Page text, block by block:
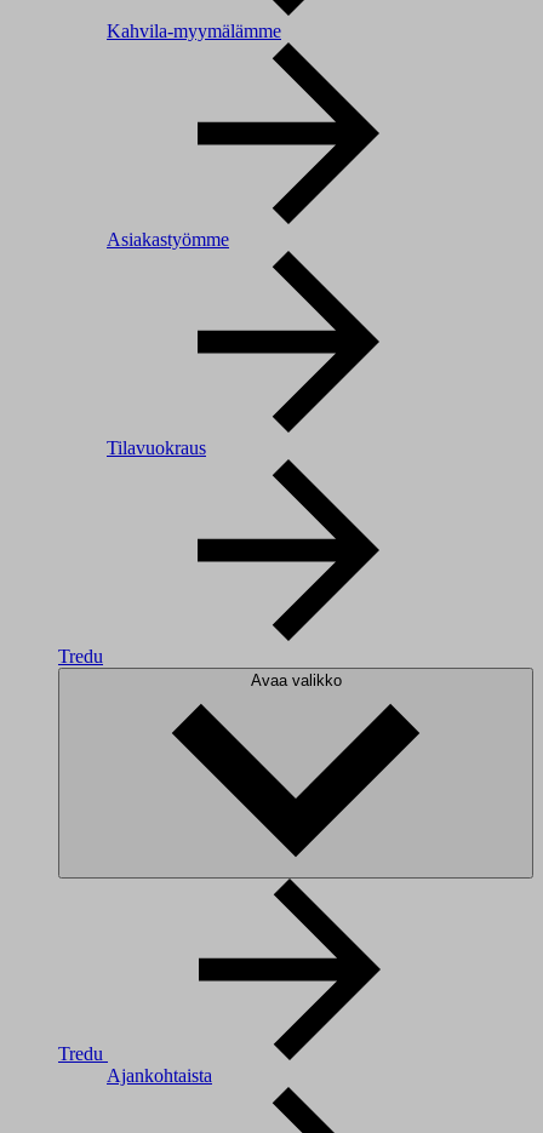
Kahvila-myymälämme
Asiakastyömme
Tilavuokraus
Tredu
Avaa valikko
Tredu
Ajankohtaista